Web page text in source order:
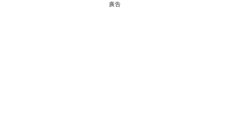
廣告